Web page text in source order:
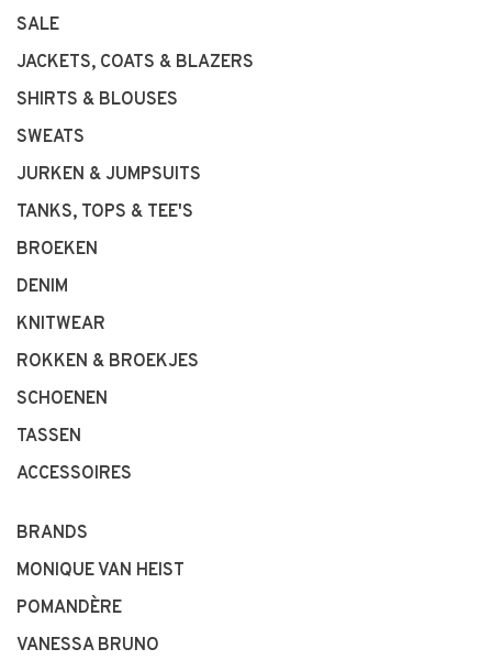
SALE
JACKETS, COATS & BLAZERS
SHIRTS & BLOUSES
SWEATS
JURKEN & JUMPSUITS
TANKS, TOPS & TEE'S
BROEKEN
DENIM
KNITWEAR
ROKKEN & BROEKJES
SCHOENEN
TASSEN
ACCESSOIRES
BRANDS
MONIQUE VAN HEIST
POMANDÈRE
VANESSA BRUNO